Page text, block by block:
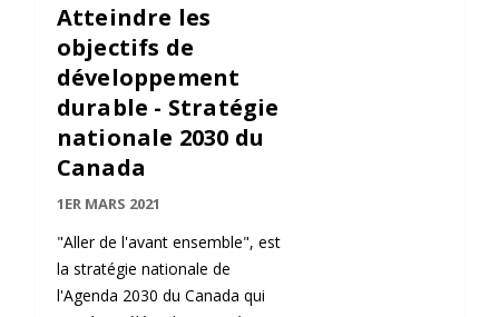
Atteindre les
objectifs de
développement
durable - Stratégie
nationale 2030 du
Canada
1ER MARS 2021
"Aller de l'avant ensemble", est
la stratégie nationale de
l'Agenda 2030 du Canada qui